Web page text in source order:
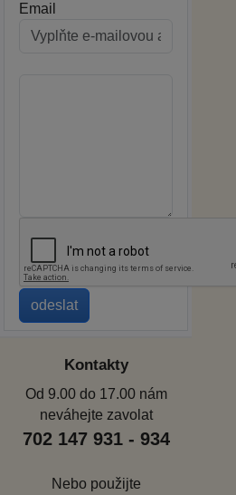
Email
Kontakty
Od 9.00 do 17.00 nám
neváhejte zavolat
702 147 931 - 934
Nebo použijte